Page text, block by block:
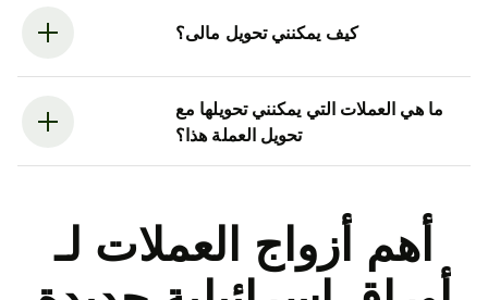
كيف يمكنني تحويل مالى؟
ما هي العملات التي يمكنني تحويلها مع
تحويل العملة هذا؟
أهم أزواج العملات لـ